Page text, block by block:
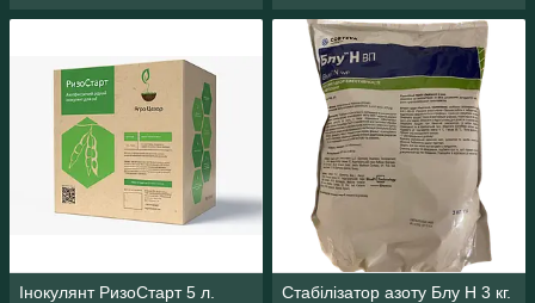
Інокулянт РизоСтарт 5 л.
Стабілізатор азоту Блу Н 3 кг.